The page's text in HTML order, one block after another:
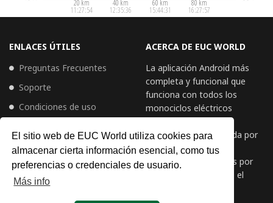
El sitio web de EUC World utiliza cookies para
almacenar cierta información esencial, como tus
preferencias o credenciales de usuario.
Más info
ENLACES ÚTILES
Preguntas Frecuentes
Soporte
Condiciones de uso
Política de cookies
ACERCA DE EUC WORLD
La aplicación Android más
completa y funcional que
funciona con todos los
monociclos eléctricos
modernos. Repleta de
funciones, bien valorada por
los usuarios, querida y
utilizada todos los días por
monociclistas de todo el